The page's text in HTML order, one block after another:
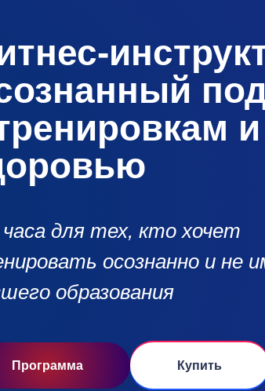
и
для тех, кто хочет
осознанно и не
образования
Программа Купить